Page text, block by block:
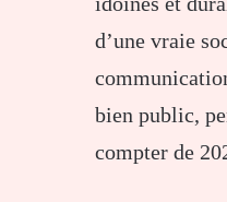
d’une vraie
bien public,
compter de